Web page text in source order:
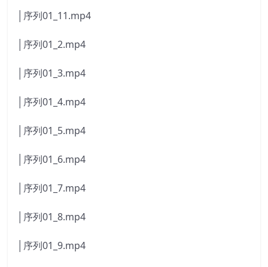
│序列01_11.mp4
│序列01_2.mp4
│序列01_3.mp4
│序列01_4.mp4
│序列01_5.mp4
│序列01_6.mp4
│序列01_7.mp4
│序列01_8.mp4
│序列01_9.mp4